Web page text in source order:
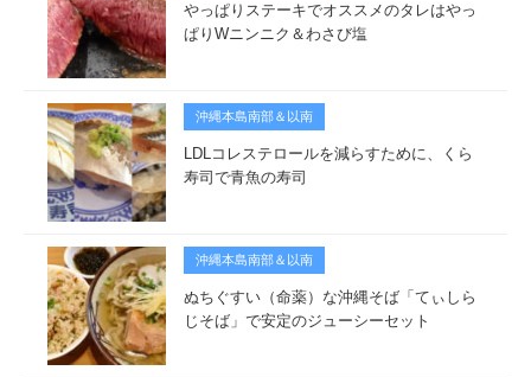
やっぱりステーキでオススメのタレはやっ
ぱりWニンニク＆わさび塩
沖縄本島南部＆以南
LDLコレステロールを減らすために、くら
寿司で青魚の寿司
沖縄本島南部＆以南
ぬちぐすい（命薬）な沖縄そば「てぃしら
じそば」で安定のジューシーセット